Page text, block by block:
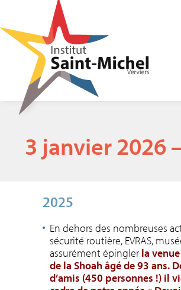
3 janvier 2026
2025
En dehors des nombreuses
sécurité routière, EVRAS,
assurément épingler la
de la Shoah âgé de 93 ans.
d’amis (450 personnes !) il